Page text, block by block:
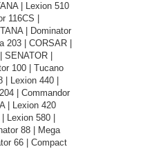
| Lexion 510
116CS |
| Dominator
| CORSAR |
|
100 | Tucano
Lexion 440 |
| Commandor
| Lexion 420
Lexion 580 |
88 | Mega
66 | Compact